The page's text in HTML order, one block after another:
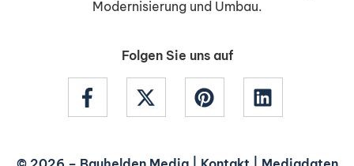
Modernisierung und Umbau.
Folgen Sie uns auf